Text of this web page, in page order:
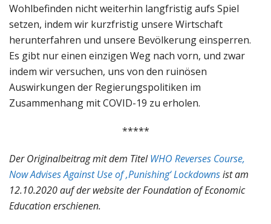
Wohlbefinden nicht weiterhin langfristig aufs Spiel
setzen, indem wir kurzfristig unsere Wirtschaft
herunterfahren und unsere Bevölkerung einsperren.
Es gibt nur einen einzigen Weg nach vorn, und zwar
indem wir versuchen, uns von den ruinösen
Auswirkungen der Regierungspolitiken im
Zusammenhang mit COVID-19 zu erholen.
*****
Der Originalbeitrag mit dem TitelWHO Reverses Course,
Now Advises Against Use of ‚Punishing‘ Lockdownsist am
12.10.2020 auf der website der Foundation of Economic
Education erschienen.